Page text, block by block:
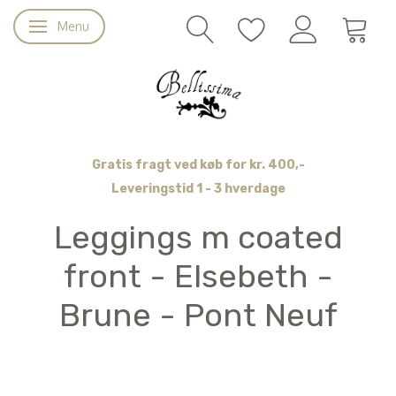
Skifte navigation
Menu
Gratis fragt ved køb for kr. 400,-
Leveringstid 1 - 3 hverdage
Leggings m coated
front - Elsebeth -
Brune - Pont Neuf